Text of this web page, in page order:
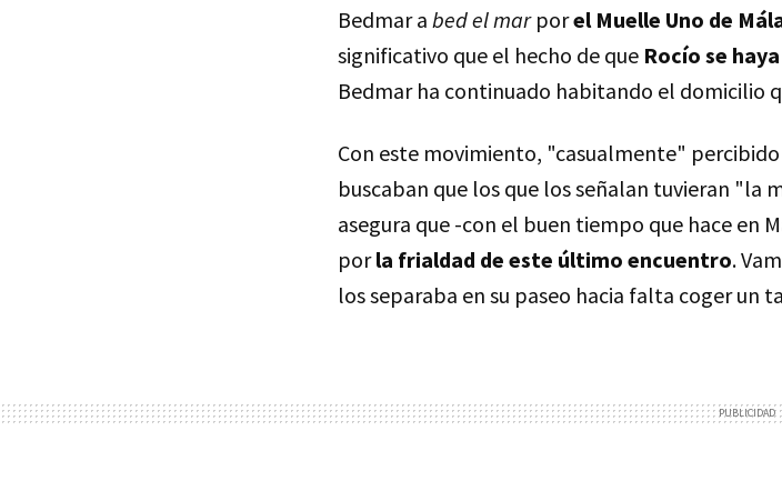
Bedmar a bed el marporel Muelle Uno de
significativo que el hecho de que Rocío se
Bedmar ha continuado habitando el domicilio
Con este movimiento, "casualmente"
buscaban que los que los señalan tuvieran "la
asegura que -con el buen tiempo que hace en
porla frialdad de este último encuentro.
los separaba en su paseo hacia falta coger un